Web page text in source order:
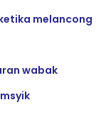
melancong
wabak